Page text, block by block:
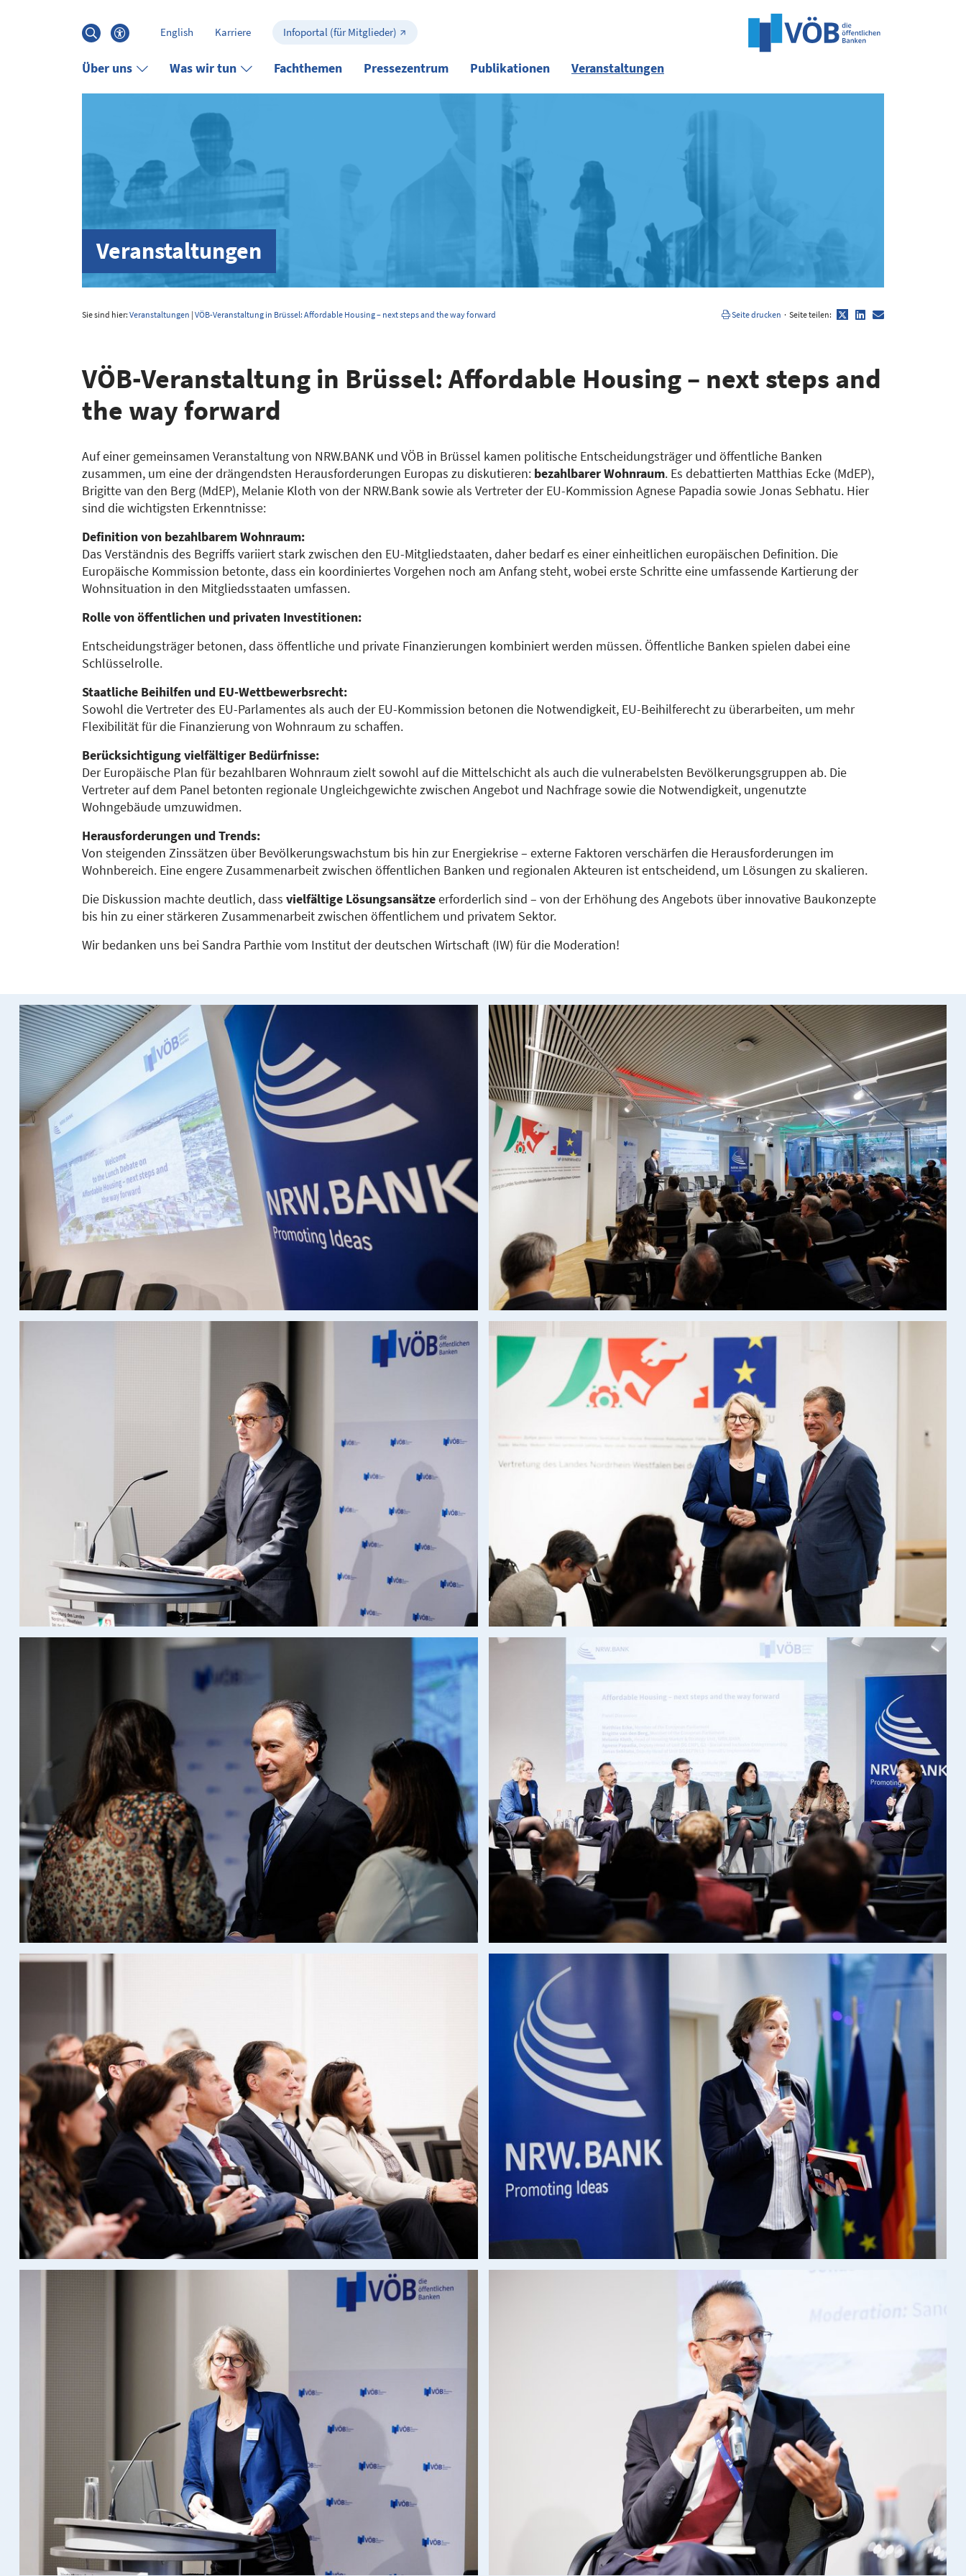
Suche
öffnenBarrierefreiheits-Menü öffnen
English Karriere Infoportal (für Mitglieder)
Über uns Was wir tun Fachthemen Pressezentrum Publikationen Veranstaltungen
Veranstaltungen
Sie sind hier: Veranstaltungen | VÖB-Veranstaltung in Brüssel: Affordable Housing – next steps and the way forward Seite drucken · Seite teilen: TwitterLinkedIn
E-
Mail
VÖB-​Veranstaltung in Brüssel: Affordable Housing – next steps and
the way forward
Auf einer gemeinsamen Veranstaltung von NRW.BANK und VÖB in Brüssel kamen politische Entscheidungsträger und öffentliche Banken
zusammen, um eine der drängendsten Herausforderungen Europas zu diskutieren: bezahlbarer Wohnraum. Es debattierten Matthias Ecke (MdEP),
Brigitte van den Berg (MdEP), Melanie Kloth von der NRW.Bank sowie als Vertreter der EU-Kommission Agnese Papadia sowie Jonas Sebhatu. Hier
sind die wichtigsten Erkenntnisse:
Definition von bezahlbarem Wohnraum:
Das Verständnis des Begriffs variiert stark zwischen den EU-Mitgliedstaaten, daher bedarf es einer einheitlichen europäischen Definition. Die
Europäische Kommission betonte, dass ein koordiniertes Vorgehen noch am Anfang steht, wobei erste Schritte eine umfassende Kartierung der
Wohnsituation in den Mitgliedsstaaten umfassen.
Rolle von öffentlichen und privaten Investitionen:
Entscheidungsträger betonen, dass öffentliche und private Finanzierungen kombiniert werden müssen. Öffentliche Banken spielen dabei eine
Schlüsselrolle.
Staatliche Beihilfen und EU-Wettbewerbsrecht:
Sowohl die Vertreter des EU-Parlamentes als auch der EU-Kommission betonen die Notwendigkeit, EU-Beihilferecht zu überarbeiten, um mehr
Flexibilität für die Finanzierung von Wohnraum zu schaffen.
Berücksichtigung vielfältiger Bedürfnisse:
Der Europäische Plan für bezahlbaren Wohnraum zielt sowohl auf die Mittelschicht als auch die vulnerabelsten Bevölkerungsgruppen ab. Die
Vertreter auf dem Panel betonten regionale Ungleichgewichte zwischen Angebot und Nachfrage sowie die Notwendigkeit, ungenutzte
Wohngebäude umzuwidmen.
Herausforderungen und Trends:
Von steigenden Zinssätzen über Bevölkerungswachstum bis hin zur Energiekrise – externe Faktoren verschärfen die Herausforderungen im
Wohnbereich. Eine engere Zusammenarbeit zwischen öffentlichen Banken und regionalen Akteuren ist entscheidend, um Lösungen zu skalieren.
Die Diskussion machte deutlich, dass vielfältige Lösungsansätzeerforderlich sind – von der Erhöhung des Angebots über innovative Baukonzepte
bis hin zu einer stärkeren Zusammenarbeit zwischen öffentlichem und privatem Sektor.
Wir bedanken uns bei Sandra Parthie vom Institut der deutschen Wirtschaft (IW) für die Moderation!